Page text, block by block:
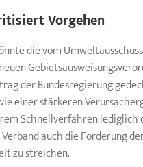
Vorgehen
die vom
der Bundesregierung
einer stärkeren
Schnellverfahren
auch die Forderung
zu streichen.